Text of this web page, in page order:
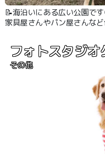
📝海沿いにある広い公園で
家具屋さんやパン屋さんな
が止まってますよ♡
フォトスタジオ
その他